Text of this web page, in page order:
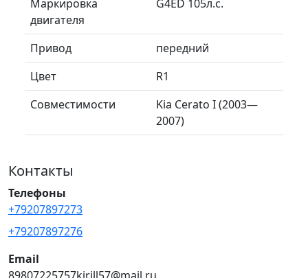
Маркировка
двигателя
G4ED 105л.с.
Привод
передний
Цвет
R1
Совместимости
Kia Cerato I (2003—
2007)
Контакты
Телефоны
+79207897273
+79207897276
Email